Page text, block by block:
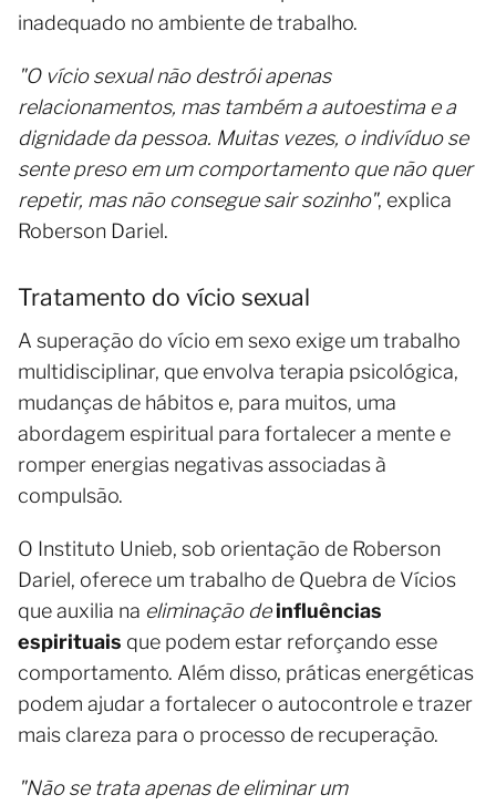
inadequado no ambiente de trabalho.
"O vício sexual não destrói apenas
relacionamentos, mas também a autoestima e a
dignidade da pessoa. Muitas vezes, o indivíduo se
sente preso em um comportamento que não quer
repetir, mas não consegue sair sozinho", explica
Roberson Dariel.
Tratamento do vício sexual
A superação do vício em sexo exige um trabalho
multidisciplinar, que envolva terapia psicológica,
mudanças de hábitos e, para muitos, uma
abordagem espiritual para fortalecer a mente e
romper energias negativas associadas à
compulsão.
O Instituto Unieb, sob orientação de Roberson
Dariel, oferece um trabalho de Quebra de Vícios
que auxilia na eliminação deinfluências
espirituais que podem estar reforçando esse
comportamento. Além disso, práticas energéticas
podem ajudar a fortalecer o autocontrole e trazer
mais clareza para o processo de recuperação.
"Não se trata apenas de eliminar um